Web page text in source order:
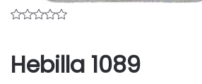
Hebilla 1089